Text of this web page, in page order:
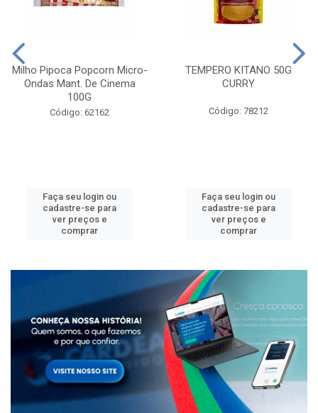
Milho Pipoca Popcorn Micro-
Ondas Mant. De Cinema
100G
Código: 62162
Faça seu login ou
cadastre-se para
ver preços e
comprar
TEMPERO KITANO 50G
CURRY
Código: 78212
Faça seu login ou
cadastre-se para
ver preços e
comprar